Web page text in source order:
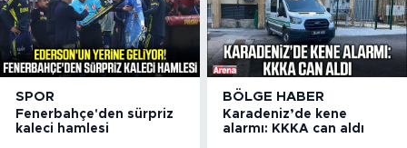
SPOR
Fenerbahçe'den sürpriz
kaleci hamlesi
BÖLGE HABER
Karadeniz’de kene
alarmı: KKKA can aldı